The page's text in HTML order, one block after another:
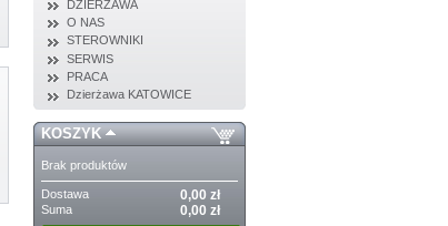
DZIERŻAWA
O NAS
STEROWNIKI
SERWIS
PRACA
Dzierżawa KATOWICE
KOSZYK
Brak produktów
Dostawa 0,00 zł
Suma 0,00 zł